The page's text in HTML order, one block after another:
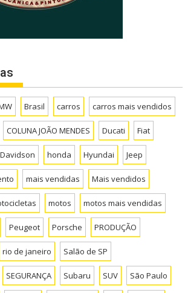
Brasil carros carros mais vendidos
COLUNA JOÃO MENDES Ducati Fiat
honda Hyundai Jeep
mais vendidas Mais vendidos
motos motos mais vendidas
Peugeot Porsche PRODUÇÃO
rio de janeiro Salão de SP
SEGURANÇA Subaru SUV São Paulo